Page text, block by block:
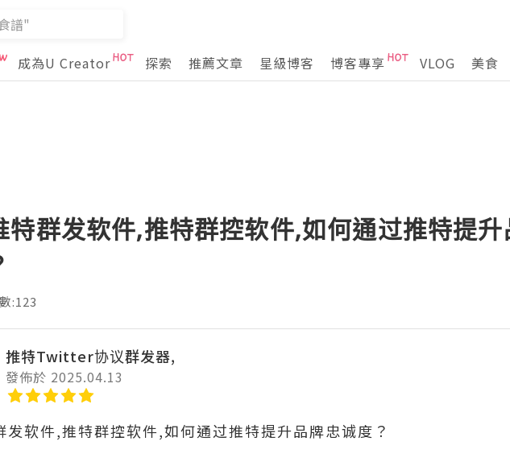
成為U Creator 探索 推薦文章 星級博客 博客專享 VLOG 美食
特群发软件,推特群控软件,如何通过推特提
:123
推特Twitter协议群发器,
發佈於 2025.04.13
发软件,推特群控软件,如何通过推特提升品牌忠诚度？